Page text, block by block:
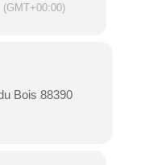
(GMT+00:00)
Bois 88390